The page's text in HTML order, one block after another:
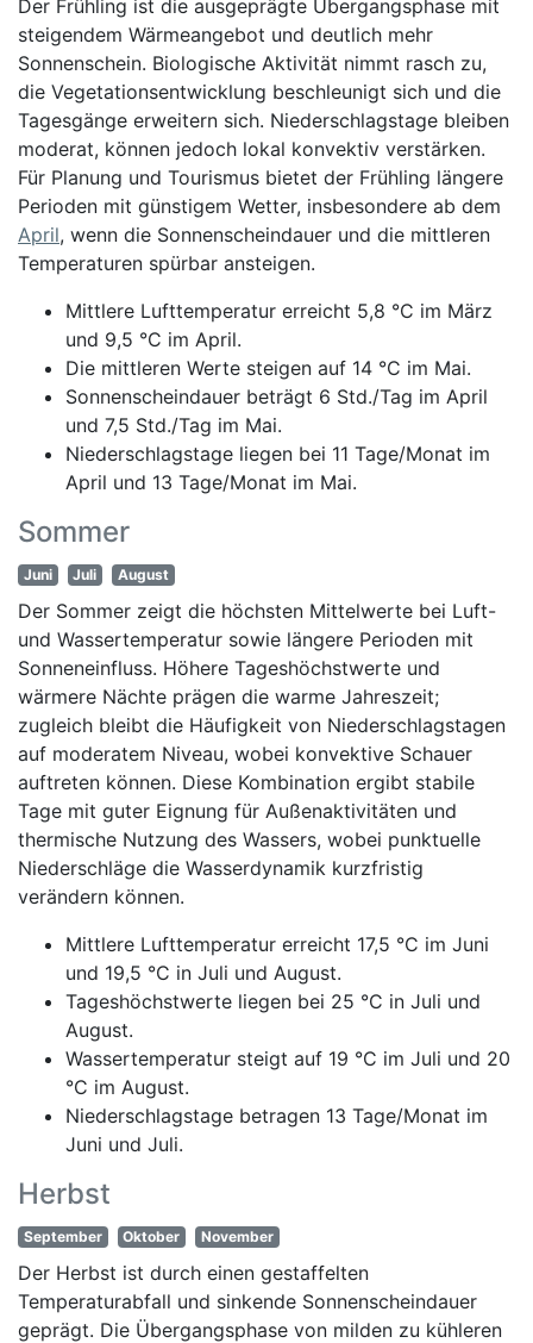
Der Frühling ist die ausgeprägte Übergangsphase mit
steigendem Wärmeangebot und deutlich mehr
Sonnenschein. Biologische Aktivität nimmt rasch zu,
die Vegetationsentwicklung beschleunigt sich und die
Tagesgänge erweitern sich. Niederschlagstage bleiben
moderat, können jedoch lokal konvektiv verstärken.
Für Planung und Tourismus bietet der Frühling längere
Perioden mit günstigem Wetter, insbesondere ab dem
April, wenn die Sonnenscheindauer und die mittleren
Temperaturen spürbar ansteigen.
Mittlere Lufttemperatur erreicht 5,8 °C im März
und 9,5 °C im April.
Die mittleren Werte steigen auf 14 °C im Mai.
Sonnenscheindauer beträgt 6 Std./Tag im April
und 7,5 Std./Tag im Mai.
Niederschlagstage liegen bei 11 Tage/Monat im
April und 13 Tage/Monat im Mai.
Sommer
Juni Juli August
Der Sommer zeigt die höchsten Mittelwerte bei Luft-
und Wassertemperatur sowie längere Perioden mit
Sonneneinfluss. Höhere Tageshöchstwerte und
wärmere Nächte prägen die warme Jahreszeit;
zugleich bleibt die Häufigkeit von Niederschlagstagen
auf moderatem Niveau, wobei konvektive Schauer
auftreten können. Diese Kombination ergibt stabile
Tage mit guter Eignung für Außenaktivitäten und
thermische Nutzung des Wassers, wobei punktuelle
Niederschläge die Wasserdynamik kurzfristig
verändern können.
Mittlere Lufttemperatur erreicht 17,5 °C im Juni
und 19,5 °C in Juli und August.
Tageshöchstwerte liegen bei 25 °C in Juli und
August.
Wassertemperatur steigt auf 19 °C im Juli und 20
°C im August.
Niederschlagstage betragen 13 Tage/Monat im
Juni und Juli.
Herbst
September Oktober November
Der Herbst ist durch einen gestaffelten
Temperaturabfall und sinkende Sonnenscheindauer
geprägt. Die Übergangsphase von milden zu kühleren